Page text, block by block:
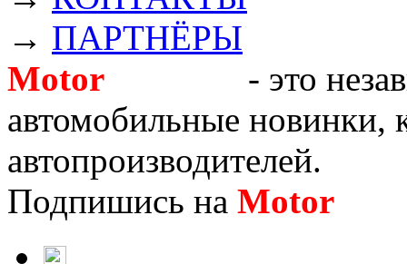
→ ПАРТНЁРЫ
Motor
- это
автомобильные новинки,
автопроизводителей.
Подпишись на Motor